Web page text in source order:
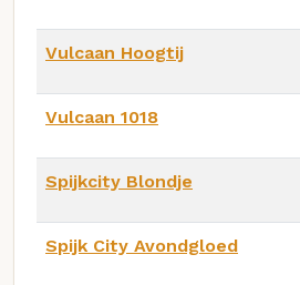
Vulcaan Hoogtij
Vulcaan 1018
Spijkcity Blondje
Spijk City Avondgloed